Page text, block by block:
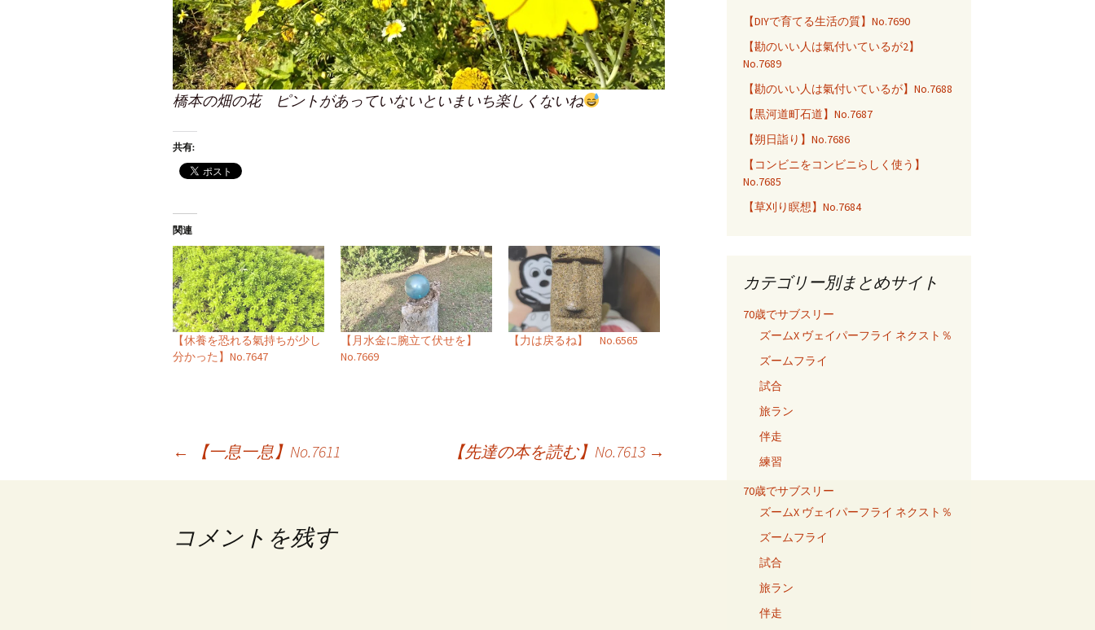
橋本の畑の花 ピントがあっていないといまいち楽しくないね
共有:
関連
【休養を恐れる氣持ちが少し
分かった】No.7647
【月水金に腕立て伏せを】
No.7669
【力は戻るね】 No.6565
稿
← 【一息一息】No.7611 【先達の本を読む】No.7613 →
コメントを残す
【DIYで育てる生活の質】No.7690
【勘のいい人は氣付いているが2】
No.7689
【勘のいい人は氣付いているが】No.7688
【黒河道町石道】No.7687
【朔日詣り】No.7686
【コンビニをコンビニらしく使う】
No.7685
【草刈り瞑想】No.7684
カテゴリー別まとめサイト
70歳でサブスリー
ズームX ヴェイパーフライ ネクスト％
ズームフライ
試合
旅ラン
伴走
練習
70歳でサブスリー
ズームX ヴェイパーフライ ネクスト％
ズームフライ
試合
旅ラン
伴走